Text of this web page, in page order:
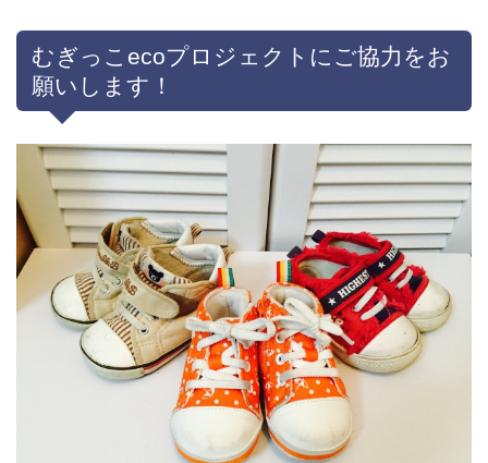
むぎっこecoプロジェクトにご協力をお
願いします！